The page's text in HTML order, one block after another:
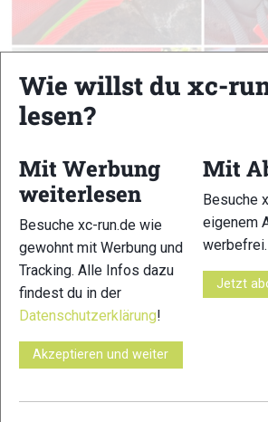
Rossignol Vezor © xc-run.de
TECHNISCHE DATEN
Hersteller: Sonstige
Wie willst du xc-
lesen?
Mit Werbung
weiterlesen
Besuche xc-run.de wie
gewohnt mit Werbung und
Tracking. Alle Infos dazu
findest du in der
Datenschutzerklärung!
Akzeptieren und weiter
Mit
Besuche
eigenem
werbefrei.
Jetzt